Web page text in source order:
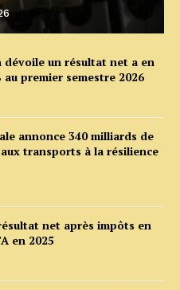
un résultat net a en
premier semestre 2026
annonce 340 milliards de
transports à la résilience
net après impôts en
en 2025